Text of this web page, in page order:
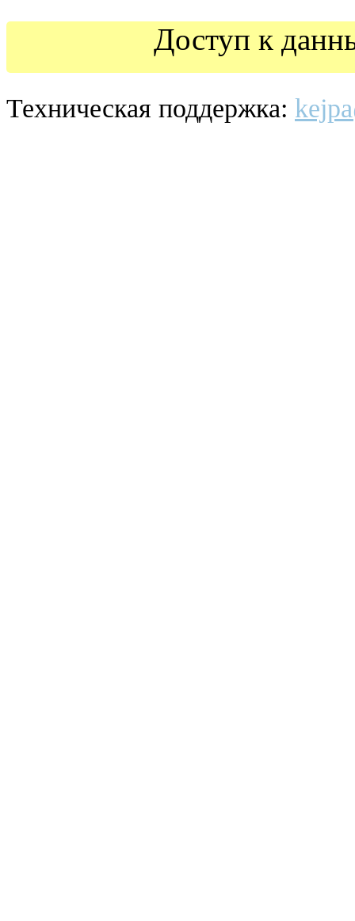
Доступ к
Техническая поддержка: